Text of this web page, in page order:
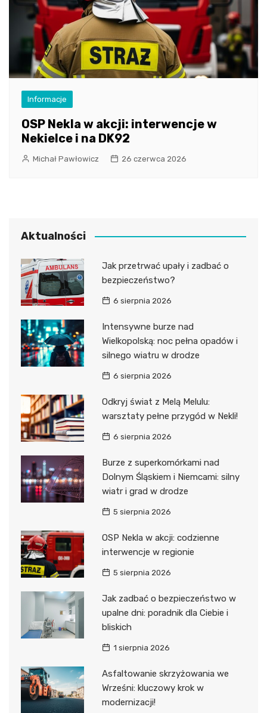
Informacje
OSP Nekla w akcji: interwencje w
Nekielce i na DK92
Michał Pawłowicz 26 czerwca 2026
Aktualności
Jak przetrwać upały i zadbać o
bezpieczeństwo?
6 sierpnia 2026
Intensywne burze nad
Wielkopolską: noc pełna opadów i
silnego wiatru w drodze
6 sierpnia 2026
Odkryj świat z Melą Melulu:
warsztaty pełne przygód w Nekli!
6 sierpnia 2026
Burze z superkomórkami nad
Dolnym Śląskiem i Niemcami: silny
wiatr i grad w drodze
5 sierpnia 2026
OSP Nekla w akcji: codzienne
interwencje w regionie
5 sierpnia 2026
Jak zadbać o bezpieczeństwo w
upalne dni: poradnik dla Ciebie i
bliskich
1 sierpnia 2026
Asfaltowanie skrzyżowania we
Wrześni: kluczowy krok w
modernizacji!